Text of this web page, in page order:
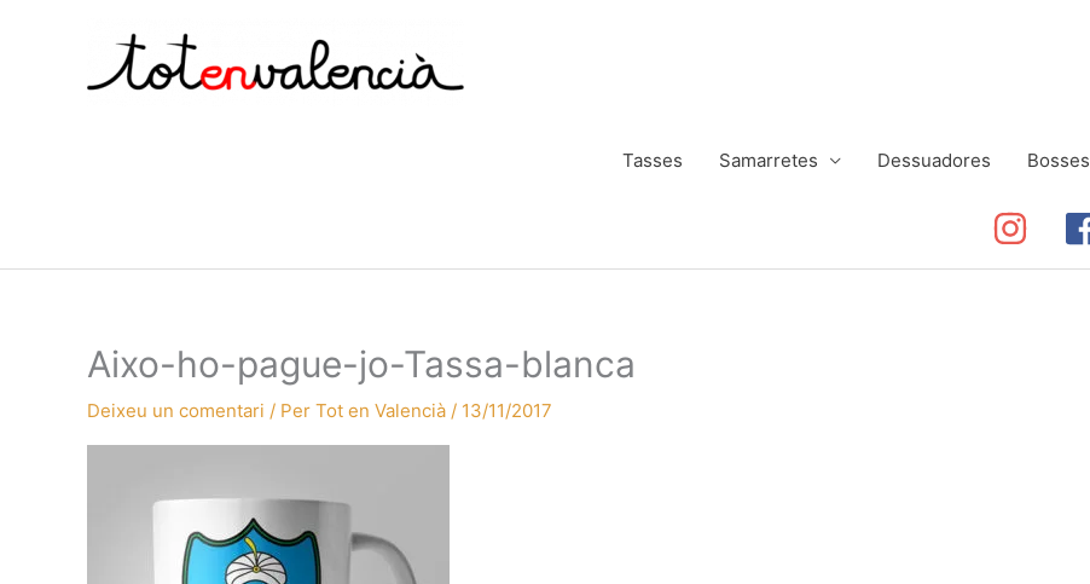
Tasses Samarretes Dessuadores Bosses
Aixo-ho-pague-jo-Tassa-blanca
Deixeu un comentari / Per Tot en Valencià / 13/11/2017